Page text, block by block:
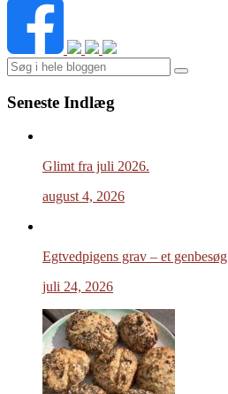
Search
Seneste Indlæg
Glimt fra juli 2026.
august 4, 2026
Egtvedpigens grav – et genbesøg
juli 24, 2026